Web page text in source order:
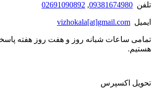
تلفن 09381674980
,
02691090892
ایمیل vizhokala[at]gmail.com
تمامی ساعات شبانه روز و هفت روز هفته
هستیم.
تحویل اکسپرس